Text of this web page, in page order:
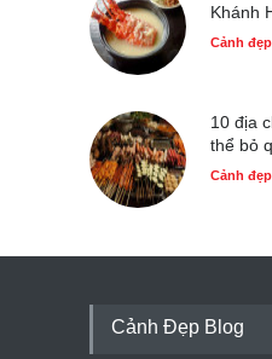
Khánh
Cảnh
10 địa
thể bỏ
Cảnh
Cảnh Đẹp Blog